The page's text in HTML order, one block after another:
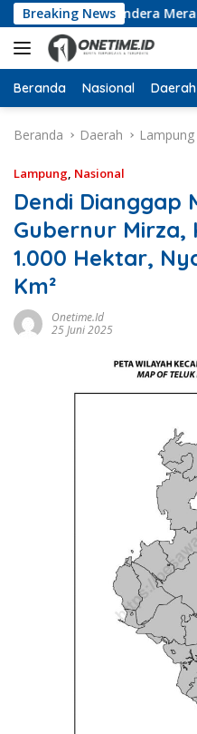
Langsung
ke
konten
Breaking News
Ribu Bendera Merah Putih
Beranda Nasional Daerah
Beranda Daerah Lampung
Lampung, Nasional
Dendi Dianggap
Gubernur Mirza,
1.000 Hektar,
Km²
Onetime.id
25 Juni 2025